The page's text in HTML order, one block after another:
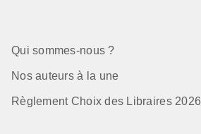
Qui sommes-nous ?
Nos auteurs à la une
Règlement Choix des Libraires 2026